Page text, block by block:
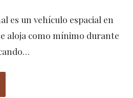
es un vehículo espacial en
aloja como mínimo durante